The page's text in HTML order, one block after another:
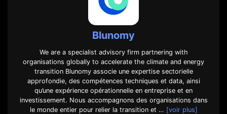
Blunomy
We are a specialist advisory firm partnering with
organisations globally to accelerate the climate and energy
transition Blunomy associe une expertise sectorielle
approfondie, des compétences techniques et data, ainsi
qu’une expérience opérationnelle en entreprise et en
investissement. Nous accompagnons des organisations dans
le monde entier pour relier la transition et … [voir plus]